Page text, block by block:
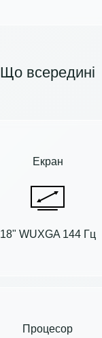
Що всередині
Екран
18" WUXGA 144 Гц
Процесор